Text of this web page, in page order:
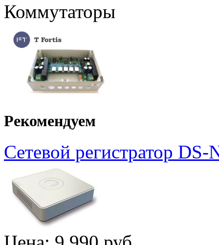
Коммутаторы
Рекомендуем
Сетевой регистратор DS-